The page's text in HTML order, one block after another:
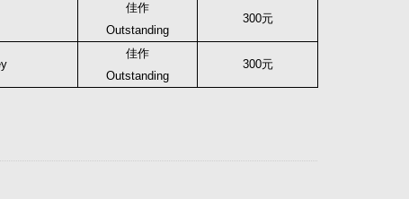
佳作
Outstanding
300元
佳作
Outstanding
300元